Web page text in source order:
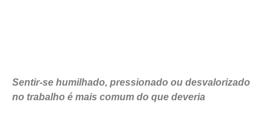
Sentir-se humilhado, pressionado ou desvalorizado
no trabalho é mais comum do que deveria